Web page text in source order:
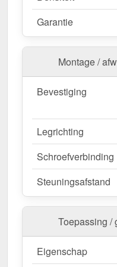
Wegens maatwerk /
Garantie
Montage /
Bevestiging
Legrichting
Schroefverbinding
Steuningsafstand
Toepassing /
Eigenschap